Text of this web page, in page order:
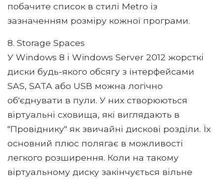
побачите список в стилі Metro із
зазначенням розміру кожної програми.
8. Storage Spaces
У Windows 8 і Windows Server 2012 жорсткі
диски будь-якого обсягу з інтерфейсами
SAS, SATA або USB можна логічно
об'єднувати в пули. У них створюються
віртуальні сховища, які виглядають в
"Провіднику" як звичайні дискові розділи. Їх
основний плюс полягає в можливості
легкого розширення. Коли на такому
віртуальному диску закінчується вільне